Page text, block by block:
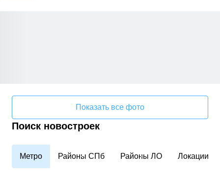
Показать все фото
Поиск новостроек
Метро Районы СПб Районы ЛО Локации